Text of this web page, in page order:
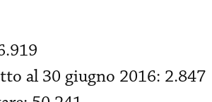
al 30 giugno 2016: 2.847